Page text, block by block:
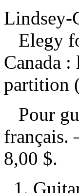
Lindsey-
Elegy
Canada
partition
Pour
8,00 $.
1.